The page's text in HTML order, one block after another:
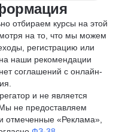
отбираем курсы на этой
на то, что мы можем
регистрацию или
наши рекомендации
соглашений с онлайн-
и не является
не предоставляем
отмеченные «Реклама»,